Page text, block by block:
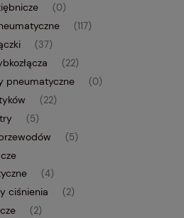
(0)
(117)
(37)
(22)
pneumatyczne (0)
(22)
(5)
(5)
(4)
ciśnienia (2)
(2)